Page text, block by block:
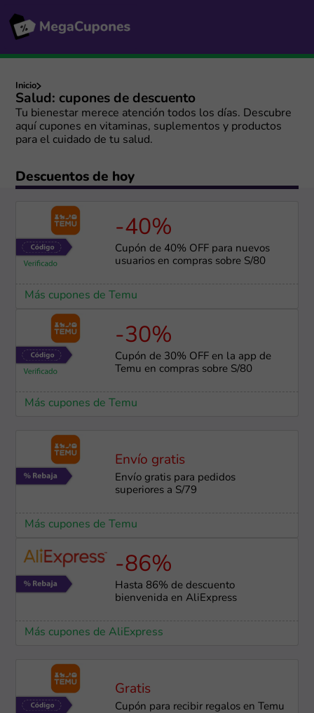
Inicio
Salud: cupones de descuento
Tu bienestar merece atención todos los días. Descubre
aquí cupones en vitaminas, suplementos y productos
para el cuidado de tu salud.
Descuentos de hoy
-40%
Cupón de 40% OFF para nuevos
usuarios en compras sobre S/80
Más cupones de Temu
-30%
Cupón de 30% OFF en la app de
Temu en compras sobre S/80
Más cupones de Temu
Envío gratis
Envío gratis para pedidos
superiores a S/79
Más cupones de Temu
-86%
Hasta 86% de descuento
bienvenida en AliExpress
Más cupones de AliExpress
Gratis
Cupón para recibir regalos en Temu